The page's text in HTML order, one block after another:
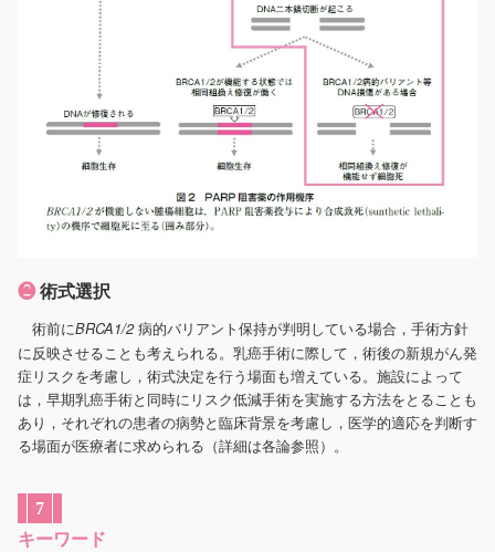
❷術式選択
術前にBRCA1/2病的バリアント保持が判明している場合，手術方針
に反映させることも考えられる。乳癌手術に際して，術後の新規がん発
症リスクを考慮し，術式決定を行う場面も増えている。施設によって
は，早期乳癌手術と同時にリスク低減手術を実施する方法をとることも
あり，それぞれの患者の病勢と臨床背景を考慮し，医学的適応を判断す
る場面が医療者に求められる（詳細は各論参照）。
7
キーワード